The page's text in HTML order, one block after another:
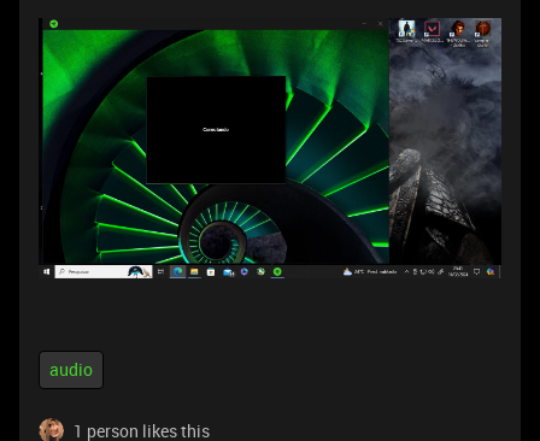
audio
1 person likes this